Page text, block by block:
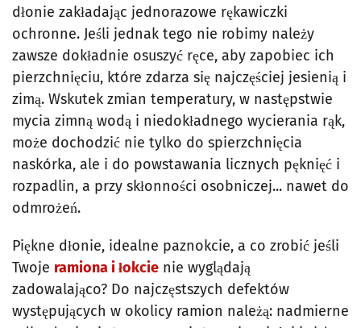
dłonie zakładając jednorazowe rękawiczki
ochronne. Jeśli jednak tego nie robimy należy
zawsze dokładnie osuszyć ręce, aby zapobiec ich
pierzchnięciu, które zdarza się najczęściej jesienią i
zimą. Wskutek zmian temperatury, w następstwie
mycia zimną wodą i niedokładnego wycierania rąk,
może dochodzić nie tylko do spierzchnięcia
naskórka, ale i do powstawania licznych pęknięć i
rozpadlin, a przy skłonności osobniczej... nawet do
odmrożeń.
Piękne dłonie, idealne paznokcie, a co zrobić jeśli
Twoje ramiona i łokcie nie wyglądają
zadowalająco? Do najczęstszych defektów
występujących w okolicy ramion należą: nadmierne